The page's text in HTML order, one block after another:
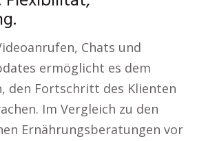
Chats und
ermöglicht es dem
den Fortschritt des Klienten
Im Vergleich zu den
Ernährungsberatungen vor